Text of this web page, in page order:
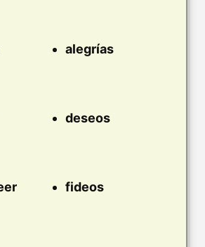
alegrías
deseos
fideos